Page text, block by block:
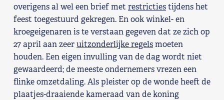
overigens al wel een brief met restrictiestijdens het
feest toegestuurd gekregen. En ook winkel- en
kroegeigenaren is te verstaan gegeven dat ze zich op
27 april aan zeeruitzonderlijke regelsmoeten
houden. Een eigen invulling van de dag wordt niet
gewaardeerd; de meeste ondernemers vrezen een
flinke omzetdaling. Als pleister op de wonde heeft de
plaatjes-draaiende kameraad van de koning